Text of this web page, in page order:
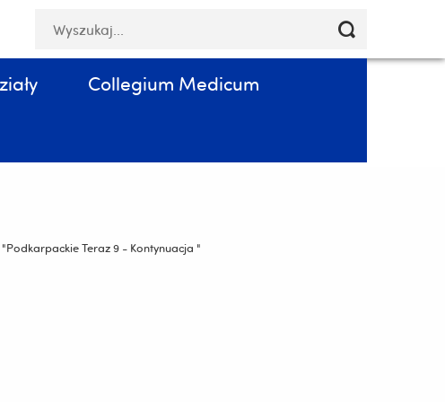
nawigację
do
kluczowe
Collegium Medicum
"Podkarpackie Teraz 9 - Kontynuacja "